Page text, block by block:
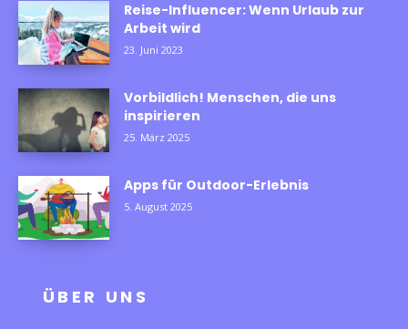
Reise-Influencer: Wenn Urlaub zur
Arbeit wird
23. Juni 2023
Vorbildlich! Menschen, die uns
inspirieren
25. März 2025
Apps für Outdoor-Erlebnis
5. August 2025
ÜBER UNS